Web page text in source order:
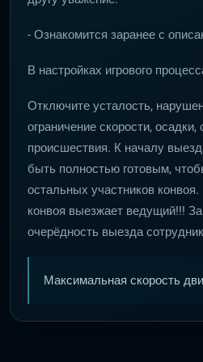
- Ознакомится заранее с
В настройках игрового
Отключите усталость,
ограничение скорости,
происшествия. К началу
быть полностью готовым,
остальных участников
конвоя выезжает ведущий!!!
очерёдность выезда
Максимальная скорость